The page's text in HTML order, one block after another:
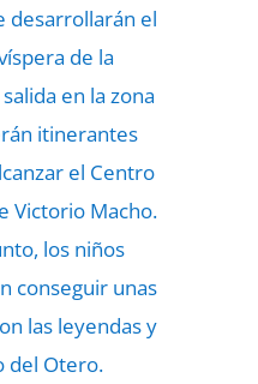
desarrollarán el
de la
en la zona
itinerantes
el Centro
Victorio Macho.
los niños
conseguir unas
las leyendas y
del Otero.